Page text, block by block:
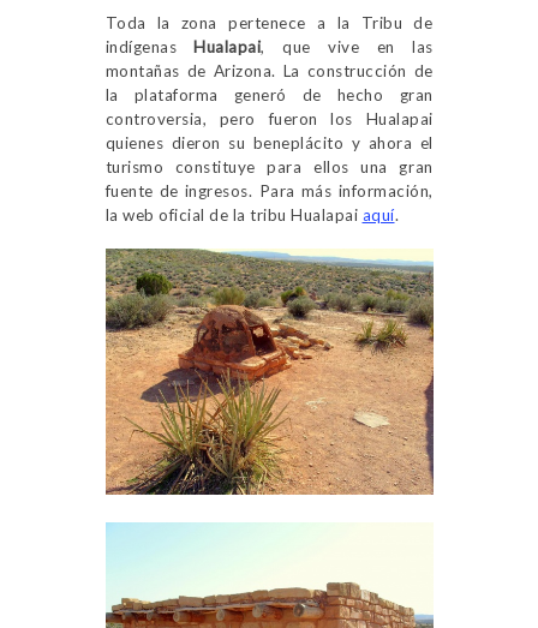
Toda la zona pertenece a la Tribu de
indígenas Hualapai, que vive en las
montañas de Arizona. La construcción de
la plataforma generó de hecho gran
controversia, pero fueron los Hualapai
quienes dieron su beneplácito y ahora el
turismo constituye para ellos una gran
fuente de ingresos. Para más información,
la web oficial de la tribu Hualapai aquí.